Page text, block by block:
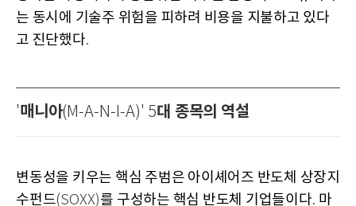
는 동시에 기술주 위험을 피하려 비용을 지불하고 있다
고 진단했다.
'매니아(M-A-N-I-A)' 5대 종목의 역설
변동성을 키우는 핵심 주범은 아이셰어즈 반도체 상장지
수펀드(SOXX)를 구성하는 핵심 반도체 기업들이다. 마